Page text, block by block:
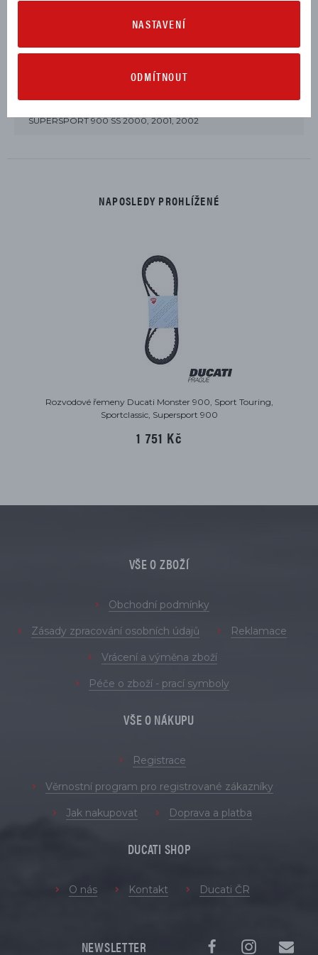
SUPERSPORT 900 SS 2000, 2001, 2002
NAPOSLEDY PROHLÍŽENÉ
Rozvodové řemeny Ducati Monster 900, Sport Touring,
Sportclassic, Supersport 900
1 751 Kč
VŠE O ZBOŽÍ
Obchodní podmínky
Zásady zpracování osobních údajů Reklamace
Vrácení a výměna zboží
Péče o zboží - prací symboly
VŠE O NÁKUPU
Registrace
Věrnostní program pro registrované zákazníky
Jak nakupovat Doprava a platba
DUCATI SHOP
O nás Kontakt Ducati ČR
NEWSLETTER
NASTAVENÍ
ODMÍTNOUT